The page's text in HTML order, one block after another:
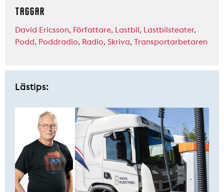
TAGGAR
David Ericsson, Författare, Lastbil, Lastbilsteater,
Podd, Poddradio, Radio, Skriva, Transportarbetaren
Lästips: